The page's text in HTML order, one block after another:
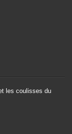
les coulisses du